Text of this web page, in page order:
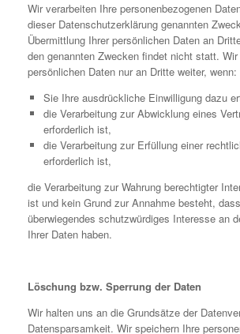
Wir verarbeiten Ihre personenbezogenen
dieser Datenschutzerklärung genannten
Übermittlung Ihrer persönlichen Daten an
den genannten Zwecken findet nicht statt.
persönlichen Daten nur an Dritte weiter, wenn:
Sie Ihre ausdrückliche Einwilligung dazu
die Verarbeitung zur Abwicklung eines
erforderlich ist,
die Verarbeitung zur Erfüllung einer
erforderlich ist,
die Verarbeitung zur Wahrung berechtigter
ist und kein Grund zur Annahme besteht,
überwiegendes schutzwürdiges Interesse an
Ihrer Daten haben.
Löschung bzw. Sperrung der Daten
Wir halten uns an die Grundsätze der
Datensparsamkeit. Wir speichern Ihre